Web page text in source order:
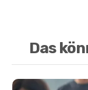
Das